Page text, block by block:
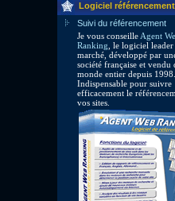
Logiciel référencement
Suivi du référencement
Je vous conseille Agent
Ranking , le logiciel
marché, développé par
société française et vendu
monde entier depuis 1998.
Indispensable pour suivre
efficacement le
vos sites.